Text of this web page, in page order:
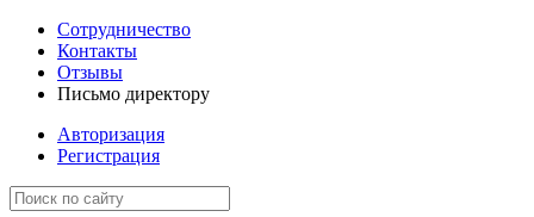
Сотрудничество
Контакты
Отзывы
Письмо директору
Авторизация
Регистрация